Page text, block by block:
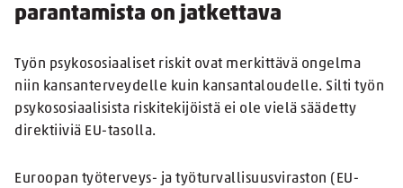
parantamista on jatkettava
Työn psykososiaaliset riskit ovat merkittävä ongelma
niin kansanterveydelle kuin kansantaloudelle. Silti työn
psykososiaalisista riskitekijöistä ei ole vielä säädetty
direktiiviä EU-tasolla.
Euroopan työterveys- ja työturvallisuusviraston (EU-